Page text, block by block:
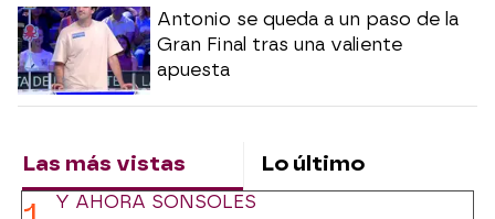
Antonio se queda a un paso de la
Gran Final tras una valiente
apuesta
Las más vistas Lo último
Y AHORA SONSOLES